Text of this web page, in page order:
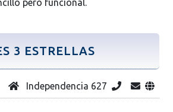
pero funcional.
3 ESTRELLAS
Independencia 627